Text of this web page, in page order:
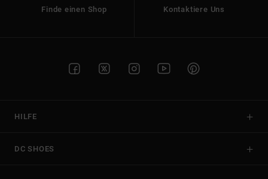
Finde einen Shop Kontaktiere Uns
HILFE
DC SHOES